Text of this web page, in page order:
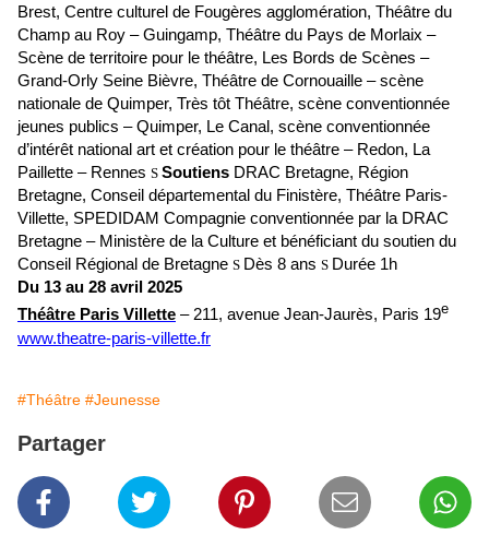
Brest, Centre culturel de Fougères agglomération, Théâtre du
Champ au Roy – Guingamp, Théâtre du Pays de Morlaix –
Scène de territoire pour le théâtre, Les Bords de Scènes –
Grand-Orly Seine Bièvre, Théâtre de Cornouaille – scène
nationale de Quimper, Très tôt Théâtre, scène conventionnée
jeunes publics – Quimper, Le Canal, scène conventionnée
d’intérêt national art et création pour le théâtre – Redon, La
Paillette – Rennes S Soutiens DRAC Bretagne, Région
Bretagne, Conseil départemental du Finistère, Théâtre Paris-
Villette, SPEDIDAM Compagnie conventionnée par la DRAC
Bretagne – Ministère de la Culture et bénéficiant du soutien du
Conseil Régional de Bretagne S Dès 8 ans S Durée 1h
Du 13 au 28 avril 2025
Théâtre Paris Villette – 211, avenue Jean-Jaurès, Paris 19e
www.theatre-paris-villette.fr
#Théâtre #Jeunesse
Partager